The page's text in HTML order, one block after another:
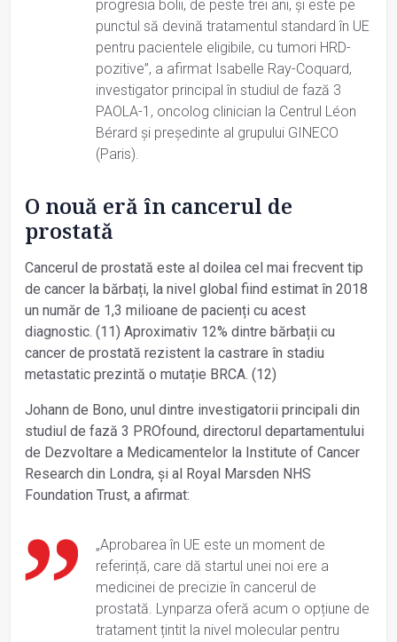
progresia bolii, de peste trei ani, și este pe
punctul să devină tratamentul standard în UE
pentru pacientele eligibile, cu tumori HRD-
pozitive”, a afirmat Isabelle Ray-Coquard,
investigator principal în studiul de fază 3
PAOLA-1, oncolog clinician la Centrul Léon
Bérard și președinte al grupului GINECO
(Paris).
O nouă eră în cancerul de
prostată
Cancerul de prostată este al doilea cel mai frecvent tip
de cancer la bărbați, la nivel global fiind estimat în 2018
un număr de 1,3 milioane de pacienți cu acest
diagnostic. (11) Aproximativ 12% dintre bărbații cu
cancer de prostată rezistent la castrare în stadiu
metastatic prezintă o mutație BRCA. (12)
Johann de Bono, unul dintre investigatorii principali din
studiul de fază 3 PROfound, directorul departamentului
de Dezvoltare a Medicamentelor la Institute of Cancer
Research din Londra, și al Royal Marsden NHS
Foundation Trust, a afirmat:
„Aprobarea în UE este un moment de
referință, care dă startul unei noi ere a
medicinei de precizie în cancerul de
prostată. Lynparza oferă acum o opțiune de
tratament țintit la nivel molecular pentru